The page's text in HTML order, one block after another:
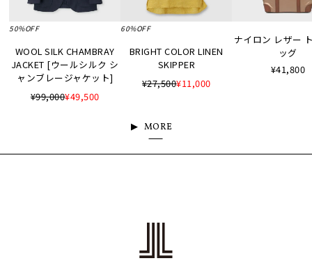
50%OFF
WOOL SILK CHAMBRAY
JACKET [ウールシルク シ
ャンブレージャケット]
¥99,000¥49,500
60%OFF
BRIGHT COLOR LINEN
SKIPPER
¥27,500¥11,000
ナイロン レザー
ッグ
¥41,800
MORE